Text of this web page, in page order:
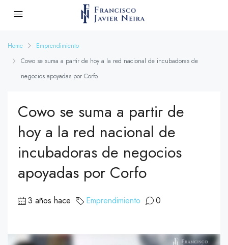
Home
Emprendimiento
Cowo se suma a partir de hoy a la red nacional de incubadoras de
negocios apoyadas por Corfo
Cowo se suma a partir de
hoy a la red nacional de
incubadoras de negocios
apoyadas por Corfo
3 años hace Emprendimiento 0